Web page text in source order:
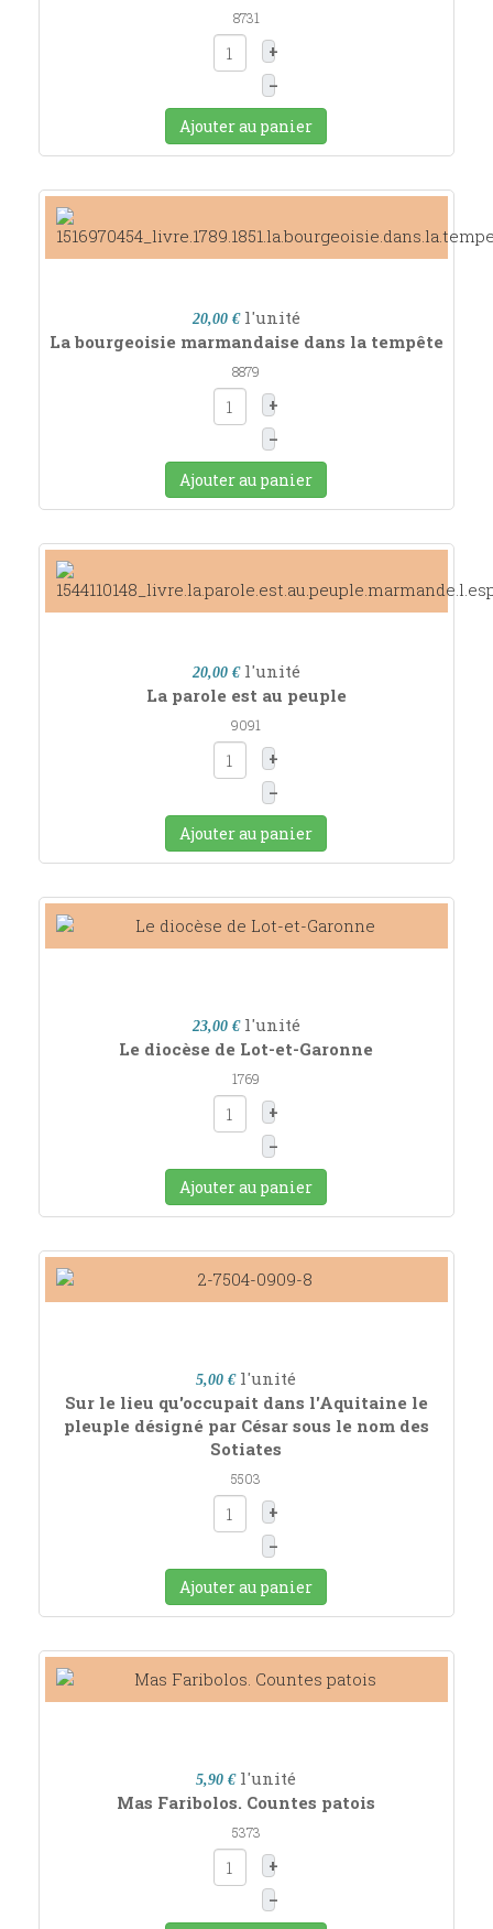
8731
+
–
Ajouter au panier
20,00 € l'unité
La bourgeoisie marmandaise dans la tempête
8879
+
–
Ajouter au panier
20,00 € l'unité
La parole est au peuple
9091
+
–
Ajouter au panier
23,00 € l'unité
Le diocèse de Lot-et-Garonne
1769
+
–
Ajouter au panier
5,00 € l'unité
Sur le lieu qu'occupait dans l'Aquitaine le
pleuple désigné par César sous le nom des
Sotiates
5503
+
–
Ajouter au panier
5,90 € l'unité
Mas Faribolos. Countes patois
5373
+
–